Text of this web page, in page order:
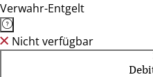
Verwahr-Entgelt
Nicht verfügbar